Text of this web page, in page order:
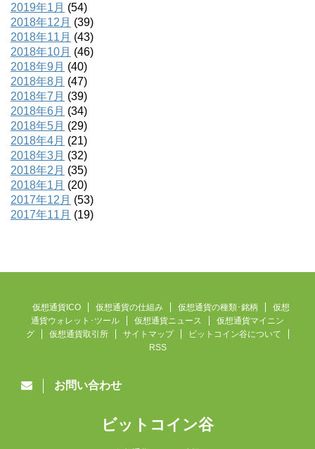
2019年1月 (54)
2018年12月 (39)
2018年11月 (43)
2018年10月 (46)
2018年9月 (40)
2018年8月 (47)
2018年7月 (39)
2018年6月 (34)
2018年5月 (29)
2018年4月 (21)
2018年3月 (32)
2018年2月 (35)
2018年1月 (20)
2017年12月 (53)
2017年11月 (19)
仮想通貨ICO 仮想通貨の仕組み 仮想通貨の種類･銘柄
仮想
通貨ウォレット･ツール
仮想通貨ニュース
仮想通貨マイニン
グ
仮想通貨取引所 サイトマップ
ビットコイン谷について
RSS
お問い合わせ
ビットコイン谷